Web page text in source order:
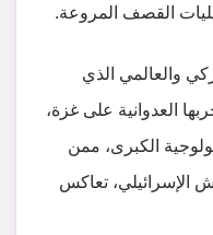
القصف المروعة.
والعالمي الذي
العدوانية على غزة،
الكبرى، ممن
الإسرائيلي، تعاكس